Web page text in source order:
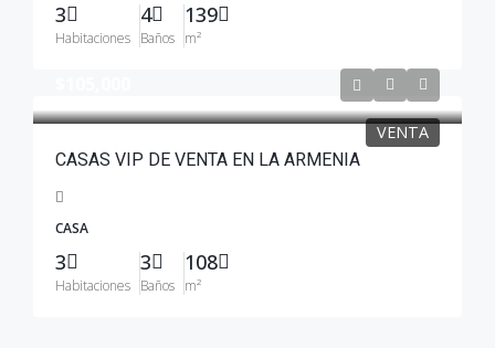
3
Habitaciones
4
Baños
139
m²
VENTA
CASAS VIP DE VENTA EN LA ARMENIA
CASA
3
Habitaciones
3
Baños
108
m²